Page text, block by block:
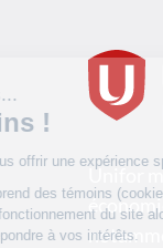
Unifor